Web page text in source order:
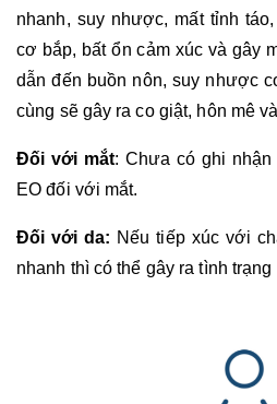
nhanh, suy nhược, mất tỉnh
cơ bắp, bất ổn cảm xúc và gây
dẫn đến buồn nôn, suy nhược
cùng sẽ gây ra co giật, hôn mê
Đối với mắt: Chưa có ghi
EO đối với mắt.
Đối với da: Nếu tiếp xúc với
nhanh thì có thể gây ra tình trạng